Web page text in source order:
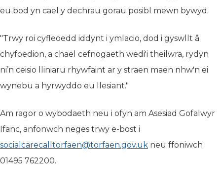
eu bod yn cael y dechrau gorau posibl mewn bywyd.
"Trwy roi cyfleoedd iddynt i ymlacio, dod i gyswllt â
chyfoedion, a chael cefnogaeth wedi'i theilwra, rydyn
ni’n ceisio lliniaru rhywfaint ar y straen maen nhw'n ei
wynebu a hyrwyddo eu llesiant."
Am ragor o wybodaeth neu i ofyn am Asesiad Gofalwyr
Ifanc, anfonwch neges trwy e-bost i
socialcarecalltorfaen@torfaen.gov.uk neu ffoniwch
01495 762200.